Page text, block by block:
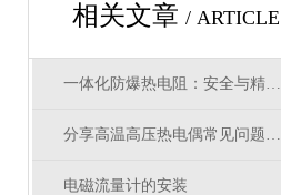
相关文章 / ARTICLE
一体化防爆热电阻：安全与精准测温的保障
分享高温高压热电偶常见问题及处理方法
电磁流量计的安装